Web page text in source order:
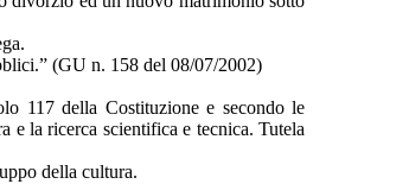
(GU n. 158 del 08/07/2002)
117 della Costituzione e secondo le
la ricerca scientifica e tecnica. Tutela
della cultura.